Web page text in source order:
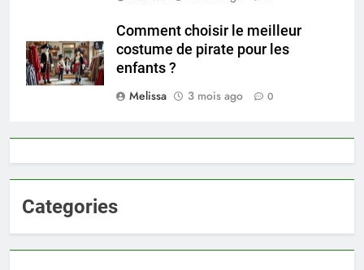
Comment choisir le meilleur
costume de pirate pour les
enfants ?
Melissa
3 mois ago 0
Categories